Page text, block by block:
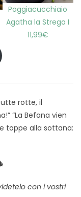
Poggiacucchiaio
Agatha la Strega I
11,99€
rotte, il
“La Befana vien
toppe alla sottana:
con i vostri